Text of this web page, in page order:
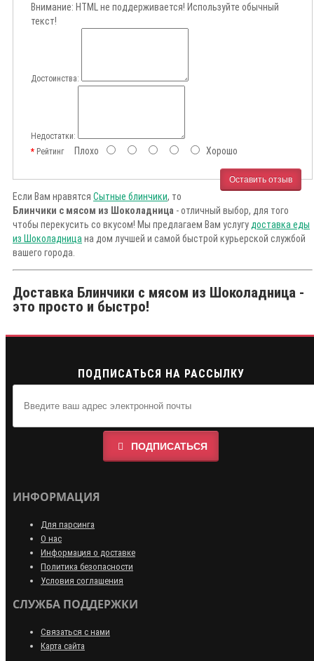
Внимание: HTML не поддерживается! Используйте обычный
текст!
Достоинства:
Недостатки:
РейтингПлохо Хорошо
Оставить отзыв
Если Вам нравятся Сытные блинчики, то
Блинчики с мясом из Шоколадница - отличный выбор, для того
чтобы перекусить со вкусом! Мы предлагаем Вам услугу доставка еды
из Шоколадница на дом лучшей и самой быстрой курьерской службой
вашего города.
Доставка Блинчики с мясом из Шоколадница -
это просто и быстро!
ПОДПИСАТЬСЯ НА РАССЫЛКУ
ПОДПИСАТЬСЯ
ИНФОРМАЦИЯ
Для парсинга
О нас
Информация о доставке
Политика безопасности
Условия соглашения
СЛУЖБА ПОДДЕРЖКИ
Связаться с нами
Карта сайта